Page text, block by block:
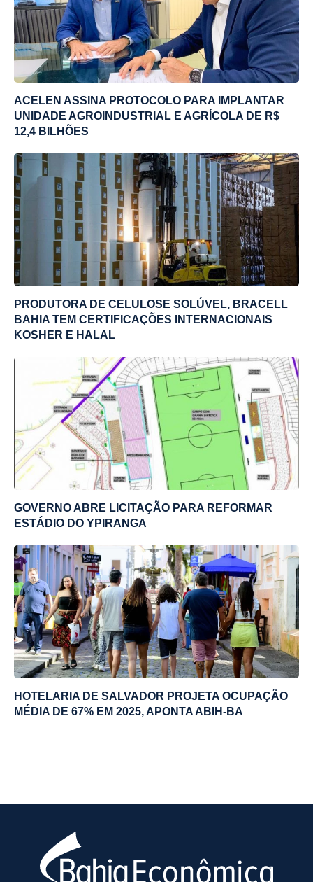
ACELEN ASSINA PROTOCOLO PARA IMPLANTAR
UNIDADE AGROINDUSTRIAL E AGRÍCOLA DE R$
12,4 BILHÕES
PRODUTORA DE CELULOSE SOLÚVEL, BRACELL
BAHIA TEM CERTIFICAÇÕES INTERNACIONAIS
KOSHER E HALAL
GOVERNO ABRE LICITAÇÃO PARA REFORMAR
ESTÁDIO DO YPIRANGA
HOTELARIA DE SALVADOR PROJETA OCUPAÇÃO
MÉDIA DE 67% EM 2025, APONTA ABIH-BA